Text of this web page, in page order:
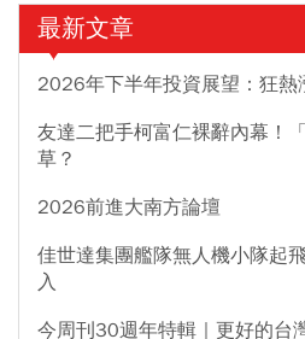
最新文章
2026年下半年投資展望：狂熱
友達二把手柯富仁裸辭內幕！
草？
2026前進大南方論壇
佳世達集團艦隊無人機小隊起
入
今周刊30週年特輯｜更好的台